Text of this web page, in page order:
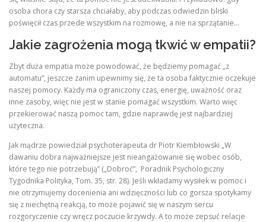
osoba chora czy starsza chciałaby, aby podczas odwiedzin bliski
poświęcił czas przede wszystkim na rozmowę, a nie na sprzątanie…
Jakie zagrożenia mogą tkwić w empatii?
Zbyt duża empatia może powodować, że będziemy pomagać „z
automatu”, jeszcze zanim upewnimy się, że ta osoba faktycznie oczekuje
naszej pomocy. Każdy ma ograniczony czas, energię, uważność oraz
inne zasoby, więc nie jest w stanie pomagać wszystkim. Warto więc
przekierować naszą pomoc tam, gdzie naprawdę jest najbardziej
użyteczna.
Jak mądrze powiedział psychoterapeuta dr Piotr Kiembłowski „W
dawaniu dobra najważniejsze jest nieangażowanie się wobec osób,
które tego nie potrzebują” („Dobroć”, Poradnik Psychologiczny
Tygodnika Polityka, Tom. 35, str. 28). Jeśli wkładamy wysiłek w pomoc i
nie otrzymujemy docenienia ani wdzięczności lub co gorsza spotykamy
się z niechętną reakcją, to może pojawić się w naszym sercu
rozgoryczenie czy wręcz poczucie krzywdy. A to może zepsuć relacje